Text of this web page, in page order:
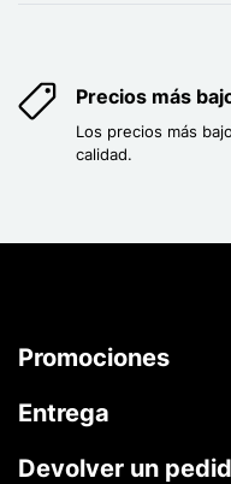
Precios más
Los precios más
calidad.
Promociones
Entrega
Devolver un